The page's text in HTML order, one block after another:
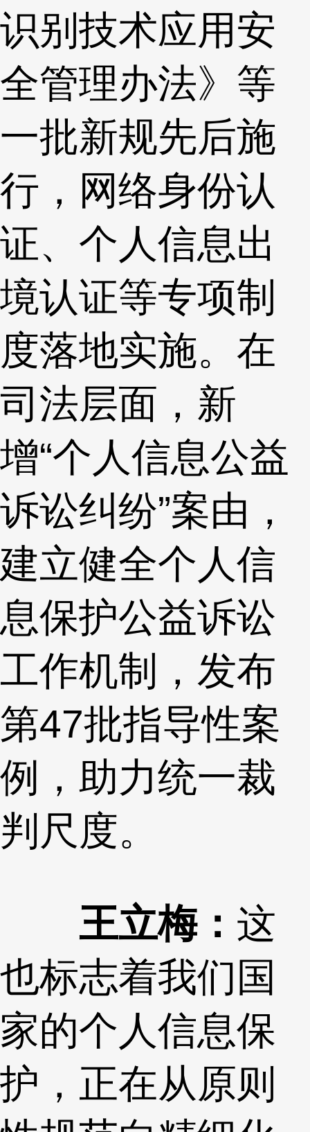
识别技术应用安
全管理办法》等
一批新规先后施
行，网络身份认
证、个人信息出
境认证等专项制
度落地实施。在
司法层面，新
增“个人信息公益
诉讼纠纷”案由，
建立健全个人信
息保护公益诉讼
工作机制，发布
第47批指导性案
例，助力统一裁
判尺度。
王立梅： 这
也标志着我们国
家的个人信息保
护，正在从原则